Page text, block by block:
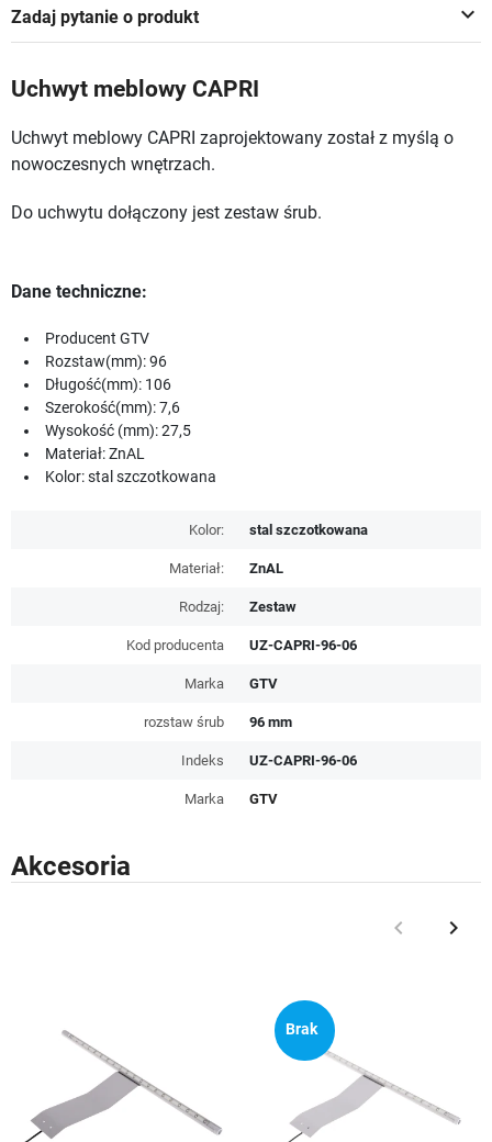
keyboard_arrow_down
Zadaj pytanie o produkt
Uchwyt meblowy CAPRI
Uchwyt meblowy CAPRI zaprojektowany został z myślą o
nowoczesnych wnętrzach.
Do uchwytu dołączony jest zestaw śrub.
Dane techniczne:
Producent GTV
Rozstaw(mm): 96
Długość(mm): 106
Szerokość(mm): 7,6
Wysokość (mm): 27,5
Materiał: ZnAL
Kolor: stal szczotkowana
Kolor: stal szczotkowana
Materiał: ZnAL
Rodzaj: Zestaw
Kod producenta UZ-CAPRI-96-06
Marka GTV
rozstaw śrub 96 mm
Indeks UZ-CAPRI-96-06
Marka GTV
Akcesoria
Poprzedni
keyboard_arrow_left keyboard_arrow_right
Brak